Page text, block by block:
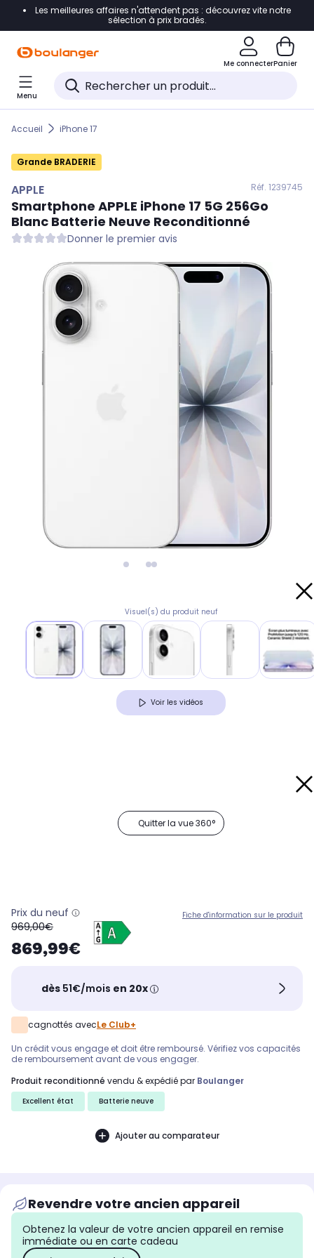
Accéder directement à la navigation
Accéder directement au pied de page
Accéder directement au chatbot
Les meilleures affaires n'attendent pas : découvrez vite notre
sélection à prix bradés.
Me connecterPanier
Menu
Accueil iPhone 17
Grande BRADERIE
APPLE Réf. 1239745
Smartphone APPLE iPhone 17 5G 256Go
Blanc Batterie Neuve Reconditionné
Donner le premier avis
Visuel(s) du produit neuf
Voir les vidéos
Quitter la vue 360°
Prix du neuf
oldPrice
969,00€
869,99€
Fiche d'information sur le produit
dès 51€/mois en 20x
cagnottés avecLe Club+
Un crédit vous engage et doit être remboursé. Vérifiez vos capacités
de remboursement avant de vous engager.
produit reconditionné vendu & expédié par Boulanger
Excellent état Batterie neuve
Ajouter au comparateur
Revendre votre ancien appareil
Obtenez la valeur de votre ancien appareil en remise
immédiate ou en carte cadeau